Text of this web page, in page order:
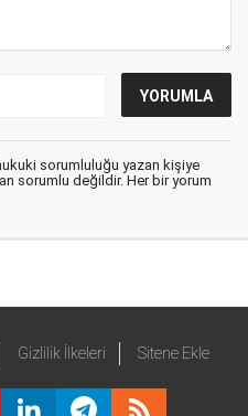
sorumluluğu yazan kişiye
sorumlu değildir. Her bir yorum
Gizlilik İlkeleri Sitene Ekle